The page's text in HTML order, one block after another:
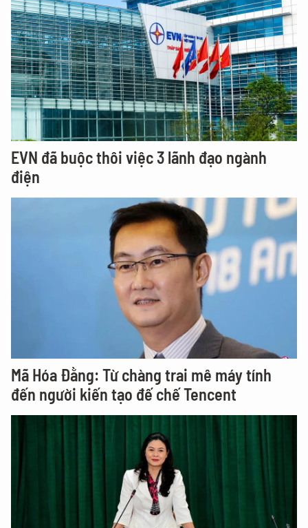
EVN đã buộc thôi việc 3 lãnh đạo ngành
điện
Mã Hóa Đằng: Từ chàng trai mê máy tính
đến người kiến tạo đế chế Tencent